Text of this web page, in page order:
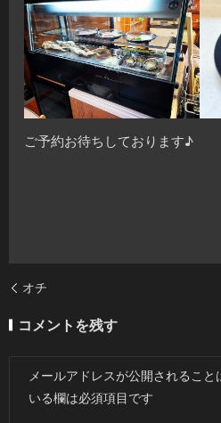
ご予約お待ちしております♪
オチ
コメントを残す
メールアドレスが公開されること
いる欄は必須項目です